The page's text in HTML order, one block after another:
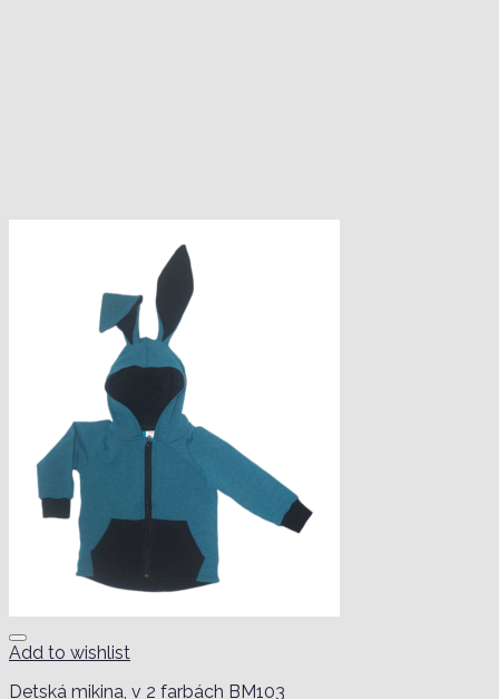
Add to wishlist
Detská mikina, v 2 farbách BM103